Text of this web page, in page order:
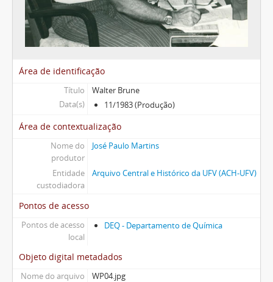
Área de identificação
Título
Walter Brune
Data(s)
11/1983 (Produção)
Área de contextualização
Nome do
produtor
José Paulo Martins
Entidade
custodiadora
Arquivo Central e Histórico da UFV (ACH-UFV)
Pontos de acesso
Pontos de acesso
local
DEQ - Departamento de Química
Objeto digital metadados
Nome do arquivo
WP04.jpg